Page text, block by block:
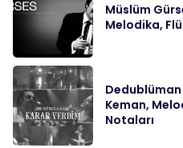
Müslüm
Melodika,
Keman,
Notaları